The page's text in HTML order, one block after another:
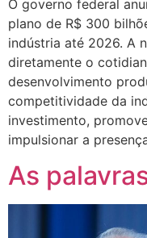
O governo federal
plano de R$ 300
indústria até 2026. A
diretamente o
desenvolvimento
competitividade da
investimento,
impulsionar a
As